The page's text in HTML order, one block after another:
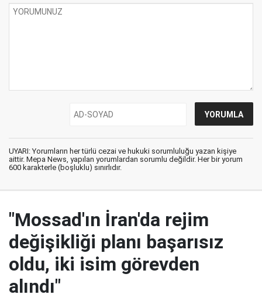
UYARI: Yorumların her türlü cezai ve hukuki sorumluluğu yazan kişiye
aittir. Mepa News, yapılan yorumlardan sorumlu değildir. Her bir yorum
600 karakterle (boşluklu) sınırlıdır.
"Mossad'ın İran'da rejim
değişikliği planı başarısız
oldu, iki isim görevden
alındı"